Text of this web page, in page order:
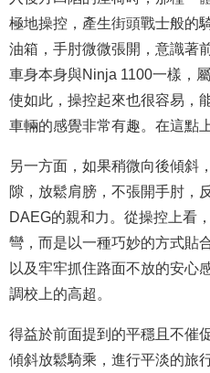
極地操控，產生街頭戰士般的
油箱，手肘微微張開，意識著
車身本身與Ninja 1100一樣，
使如此，操控起來也很容易，
車輛的感覺非常有趣。在這點
另一方面，如果稍微向後傾斜
隙，放鬆肩膀，不張開手肘，
DAEG的親和力。從操控上看
彎，而是以一種巧妙的方式貼
以及牢牢抓住路面不放的安心
調校上的高超。
得益於前面提到的平穩且不催
傾斜放鬆騎乘，進行平淡的旅